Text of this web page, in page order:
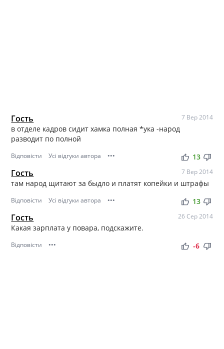
Гость 7 Вер 2014
в отделе кадров сидит хамка полная *ука -народ
разводит по полной
Відповісти Усі відгуки автора ••• thumb_up thumb_down
13
Гость 7 Вер 2014
там народ щитают за быдло и платят копейки и штрафы
Відповісти Усі відгуки автора ••• thumb_up thumb_down
13
Гость 26 Сер 2014
Какая зарплата у повара, подскажите.
Відповісти ••• thumb_up thumb_down
-6